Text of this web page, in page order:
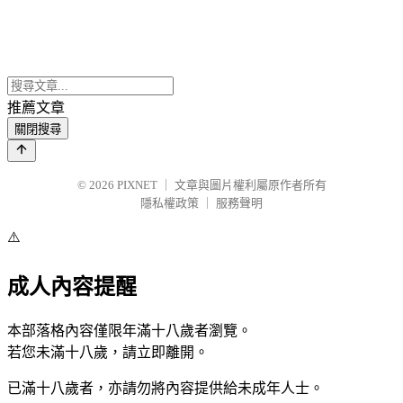
推薦文章
關閉搜尋
© 2026 PIXNET
文章與圖片權利屬原作者所有
隱私權政策
服務聲明
⚠️
成人內容提醒
本部落格內容僅限年滿十八歲者瀏覽。
若您未滿十八歲，請立即離開。
已滿十八歲者，亦請勿將內容提供給未成年人士。